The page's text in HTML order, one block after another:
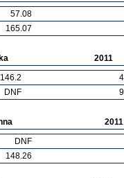
57.08
165.07
2011
146.2
DNF
2011
DNF
148.26